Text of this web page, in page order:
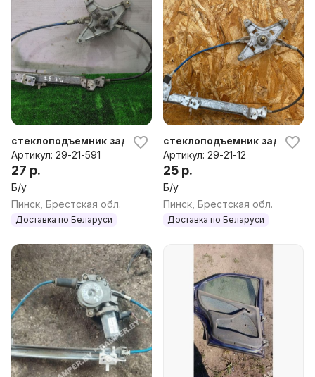
стеклоподъемник задний левый Fiat Brava 1998г
Артикул: 29-21-591
27 р.
Б/у
Пинск, Брестская обл.
Доставка по Беларуси
стеклоподъемник задний
Артикул: 29-21-12
25 р.
Б/у
Пинск, Брестская обл.
Доставка по Беларуси